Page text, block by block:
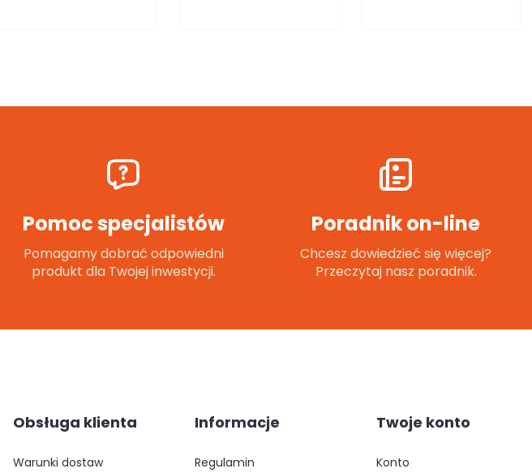
Pomoc specjalistów
Pomagamy dobrać odpowiedni
produkt dla Twojej inwestycji.
Poradnik on-line
Chcesz dowiedzieć się więcej?
Przeczytaj nasz poradnik.
Obsługa klienta
warunki dostaw
Informacje
regulamin
Twoje konto
konto